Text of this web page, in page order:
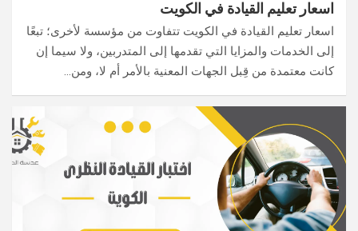
اسعار تعليم القيادة في الكويت
اسعار تعليم القيادة في الكويت تتفاوت من مؤسسة لأخرى؛ تبعًا
إلى الخدمات والمزايا التي تقدمها إلى المتدربين، ولا سيما إن
كانت معتمدة من قِبل الجهات المعنية بالأمر أم لا، ومن…